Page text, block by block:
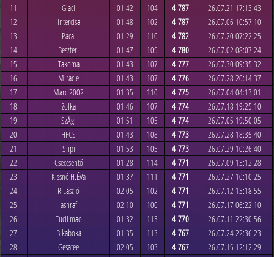
11.
Glaci 01:42 104 4 787
26.07.21 17:13:43
12.
intercisa 01:48 102 4 787
26.07.06 10:57:10
13.
Pacal 01:29 110 4 782
26.07.20 07:22:25
14.
Beszteri 01:47 105 4 780
26.07.02 08:07:24
15.
Takoma 01:43 107 4 777
26.07.30 09:35:32
16.
Miracle 01:43 107 4 776
26.07.28 20:14:37
17.
Marci2002 01:35 110 4 775
26.07.04 04:13:01
18.
Zolka 01:46 107 4 774
26.07.18 19:25:10
19.
SzÁgi 01:51 105 4 774
26.07.05 19:50:05
20.
HFCS 01:43 108 4 773
26.07.28 18:35:40
21.
Slipi 01:53 105 4 773
26.07.29 10:26:40
22.
Cseccsentő 01:28 114 4 771
26.07.09 13:12:28
23.
Kissné H.ÉVa 01:37 111 4 771
26.07.27 10:10:25
24.
R László 02:05 102 4 771
26.07.12 13:18:55
25.
ashraf 02:10 100 4 771
26.07.17 06:22:10
26.
TuciLmao 01:32 113 4 770
26.07.11 22:30:56
27.
Bikaboka 01:35 113 4 767
26.07.24 22:36:23
28.
Gesafee 02:05 103 4 767
26.07.15 12:12:29